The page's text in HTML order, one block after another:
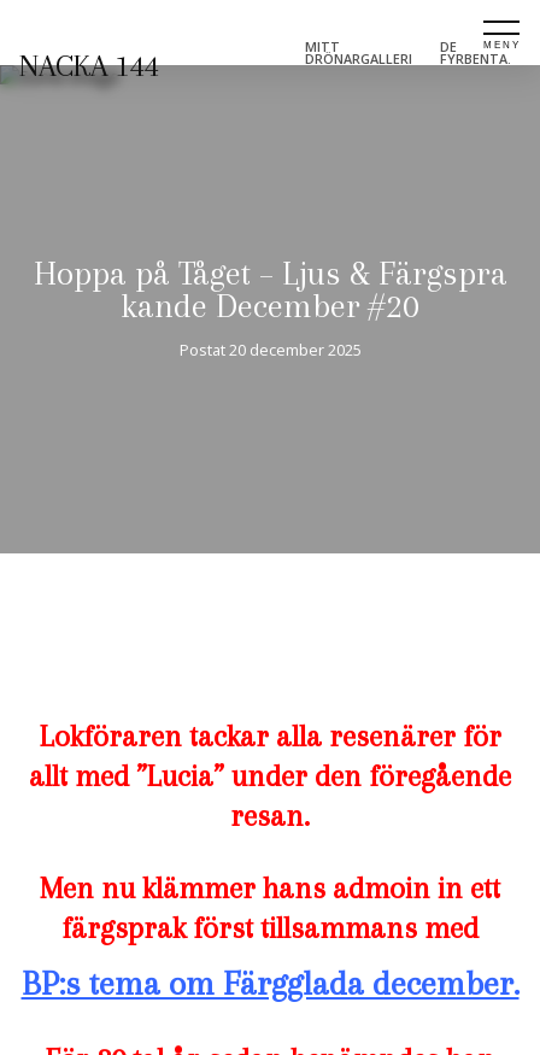
NACKA 144
MITT
DRÖNARGALLERI
DE
FYRBENTA.
Hoppa på Tåget – Ljus & Färgspra
kande December #20
Postat20 december 2025
Lokföraren tackar alla resenärer för
allt med ”Lucia” under den föregående
resan.
Men nu klämmer hans admoin in ett
färgsprak först tillsammans med
BP:s tema om Färgglada december.